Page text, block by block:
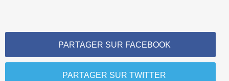
PARTAGER SUR FACEBOOK
PARTAGER SUR TWITTER